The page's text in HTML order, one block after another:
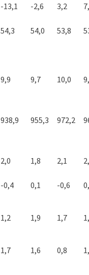
-13,1 -2,6 3,2
54,3 54,0 53,8
9,9 9,7 10,0
938,9 955,3 972,2
2,0 1,8 2,1
-0,4 0,1 -0,6
1,2 1,9 1,7
1,7 1,6 0,8